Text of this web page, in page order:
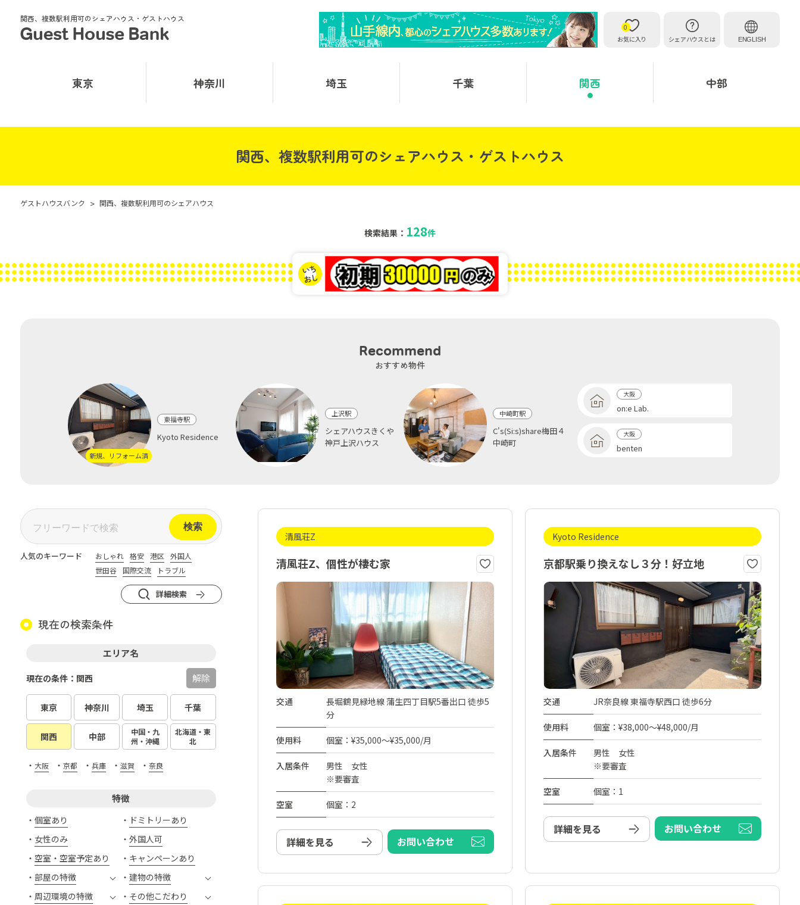
関西、複数駅利用可のシェアハウス・ゲストハウス
お気に入り
0
シェアハウスとは
ENGLISH
東京 神奈川 埼玉 千葉 関西 中部
関西、複数駅利用可のシェアハウス・ゲストハウス
ゲストハウスバンク > 関西、複数駅利用可のシェアハウス
検索結果： 128件
Recommend
おすすめ物件
新規、リフォーム済
東福寺駅
Kyoto Residence
上沢駅
シェアハウスきくや
神戸上沢ハウス
中崎町駅
C's(Si:s)share梅田４
中崎町
大阪
on:e Lab.
大阪
benten
人気のキーワード おしゃれ 格安 港区
外国人
世田谷
国際交流 トラブル
詳細検索
現在の検索条件
エリア名
東京 神奈川 埼玉 千葉
関西 中部
中国・九
州・沖縄
北海道・東
北
現在の条件：関西 解除
・ 大阪 ・ 京都 ・ 兵庫 ・ 滋賀 ・ 奈良
特徴
個室あり
ドミトリーあり
女性のみ
外国人可
空室・空室予定あり
キャンペーンあり
部屋の特徴
建物の特徴
周辺環境の特徴
その他こだわり
清風荘Z
清風荘Z、個性が棲む家
交通
長堀鶴見緑地線 蒲生四丁目駅5番出口 徒歩5
分
使用料 個室：¥35,000～¥35,000/月
入居条件
男性 女性
※要審査
空室 個室：2
詳細を見る お問い合わせ
Kyoto Residence
京都駅乗り換えなし３分！好立地
交通 JR奈良線 東福寺駅西口 徒歩6分
使用料 個室：¥38,000～¥48,000/月
入居条件
男性 女性
※要審査
空室 個室：1
詳細を見る お問い合わせ